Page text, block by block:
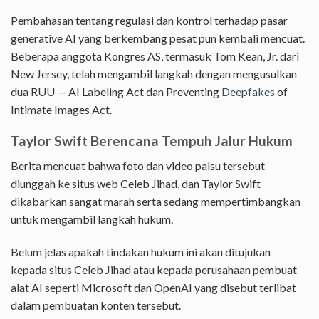
Pembahasan tentang regulasi dan kontrol terhadap pasar
generative AI yang berkembang pesat pun kembali mencuat.
Beberapa anggota Kongres AS, termasuk Tom Kean, Jr. dari
New Jersey, telah mengambil langkah dengan mengusulkan
dua RUU — AI Labeling Act dan Preventing Deepfakes of
Intimate Images Act.
Taylor Swift Berencana Tempuh Jalur Hukum
Berita mencuat bahwa foto dan video palsu tersebut
diunggah ke situs web Celeb Jihad, dan Taylor Swift
dikabarkan sangat marah serta sedang mempertimbangkan
untuk mengambil langkah hukum.
Belum jelas apakah tindakan hukum ini akan ditujukan
kepada situs Celeb Jihad atau kepada perusahaan pembuat
alat AI seperti Microsoft dan OpenAI yang disebut terlibat
dalam pembuatan konten tersebut.